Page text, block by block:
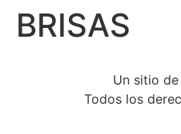
BRISAS
Un sitio de
Todos los